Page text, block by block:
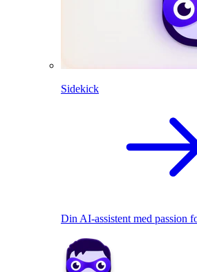
Sidekick
Din AI-assistent med passion